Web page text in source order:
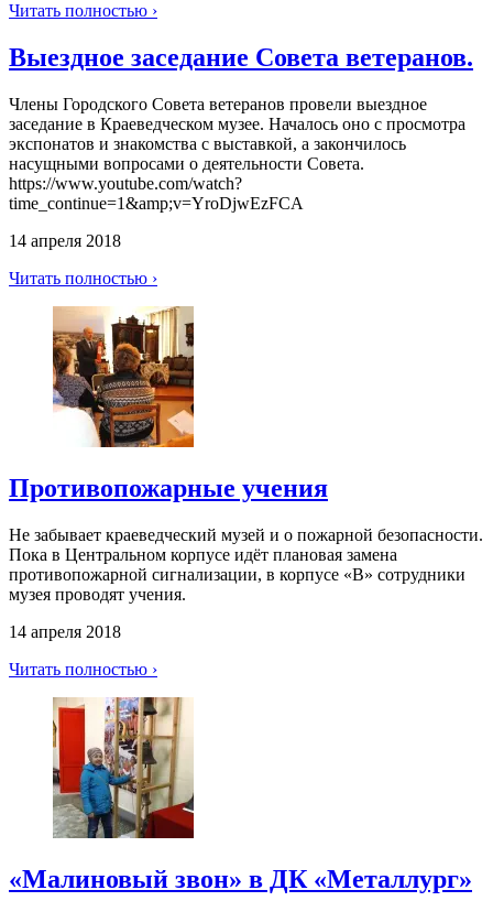
Читать полностью ›
Выездное заседание Совета ветеранов.
Члены Городского Совета ветеранов провели выездное
заседание в Краеведческом музее. Началось оно с просмотра
экспонатов и знакомства с выставкой, а закончилось
насущными вопросами о деятельности Совета.
https://www.youtube.com/watch?
time_continue=1&amp;v=YroDjwEzFCA
14 апреля 2018
Читать полностью ›
Противопожарные учения
Не забывает краеведческий музей и о пожарной безопасности.
Пока в Центральном корпусе идёт плановая замена
противопожарной сигнализации, в корпусе «В» сотрудники
музея проводят учения.
14 апреля 2018
Читать полностью ›
«Малиновый звон» в ДК «Металлург»